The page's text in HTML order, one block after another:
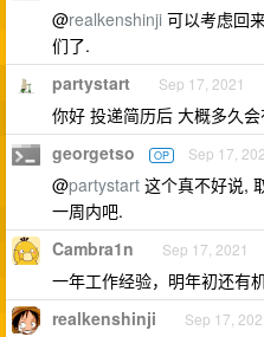
@realkenshinji 可以考虑回
们了.
partystart Sep 17, 2021
你好 投递简历后 大概多久
georgetso OP Sep 17,
@partystart 这个真不好说,
一周内吧.
Cambra1n Sep 17, 2021
一年工作经验，明年初还有
realkenshinji Sep 17,